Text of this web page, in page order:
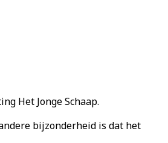
Het Jonge Schaap.
bijzonderheid is dat het